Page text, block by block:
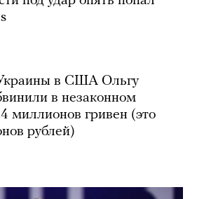
в США Ольгу
в незаконном
миллионов гривен (это
рублей)